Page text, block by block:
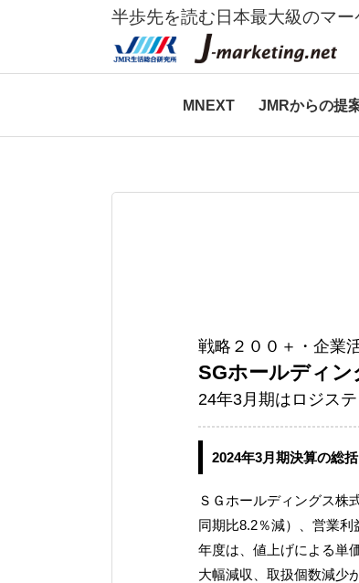
半歩先を読む日本最大級のマー
MNEXT JMRからの提
戦略２００＋・企業
SGホールディン
24年3月期はロジス
2024年3月期決算の総括
ＳＧホールディングス株
同期比8.2％減）、営業
年度は、値上げによる単
大幅減収、取扱個数減少